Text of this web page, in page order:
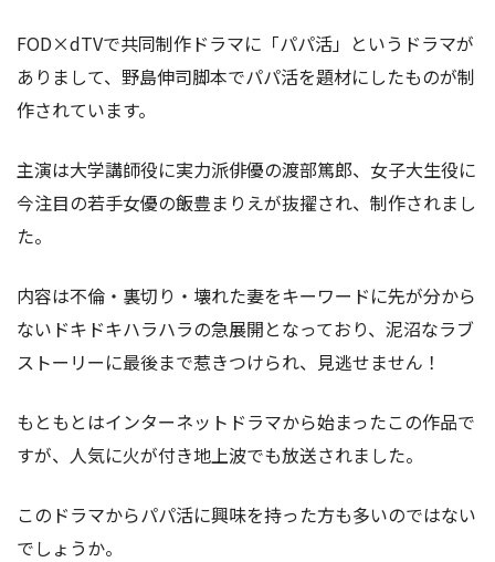
FOD×dTVで共同制作ドラマに「パパ活」というドラマが
ありまして、野島伸司脚本でパパ活を題材にしたものが制
作されています。
主演は大学講師役に実力派俳優の渡部篤郎、女子大生役に
今注目の若手女優の飯豊まりえが抜擢され、制作されまし
た。
内容は不倫・裏切り・壊れた妻をキーワードに先が分から
ないドキドキハラハラの急展開となっており、泥沼なラブ
ストーリーに最後まで惹きつけられ、見逃せません！
もともとはインターネットドラマから始まったこの作品で
すが、人気に火が付き地上波でも放送されました。
このドラマからパパ活に興味を持った方も多いのではない
でしょうか。